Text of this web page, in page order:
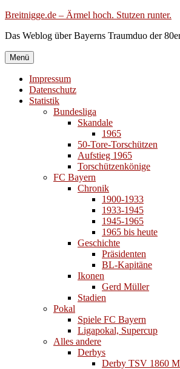
Zum
springen
Breitnigge.de – Ärmel hoch. Stutzen runter.
Das Weblog über Bayerns Traumduo der
Menü
Impressum
Datenschutz
Statistik
Bundesliga
Skandale
1965
50-Tore-Torschützen
Aufstieg 1965
Torschützenkönige
FC Bayern
Chronik
1900-1933
1933-1945
1945-1965
1965 bis heute
Geschichte
Präsidenten
BL-Kapitäne
Ikonen
Gerd Müller
Stadien
Pokal
Spiele FC Bayern
Ligapokal, Supercup
Alles andere
Derbys
Derby TSV 1860